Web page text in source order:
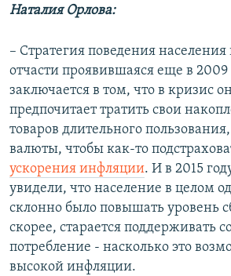
Наталия Орлова:
– Стратегия поведения населения
отчасти проявившаяся еще в 2009
заключается в том, что в кризис
предпочитает тратить свои
товаров длительного
валюты, чтобы как-то
ускорения инфляции. И в 2015
увидели, что население в целом
склонно было повышать уровень
скорее, старается поддерживать
потребление - насколько это
высокой инфляции.